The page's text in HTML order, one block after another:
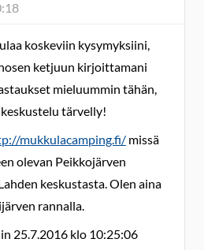
koskeviin kysymyksiini,
ketjuun kirjoittamani
mieluummin tähän,
tärvelly!
mukkulacamping.fi/ missä
olevan Peikkojärven
keskustasta. Olen aina
rannalla.
25.7.2016 klo 10:25:06